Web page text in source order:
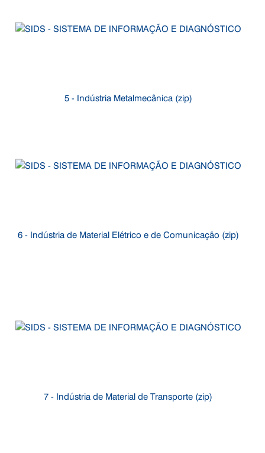
5 - Indústria Metalmecânica (zip)
6 - Indústria de Material Elétrico e de Comunicação (zip)
7 - Indústria de Material de Transporte (zip)